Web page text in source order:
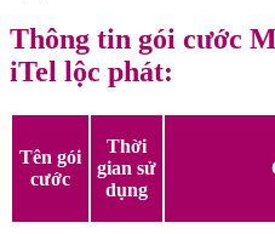
Thông tin gói cước
iTel lộc phát:
Tên gói
cước
Thời
gian sử
dụng